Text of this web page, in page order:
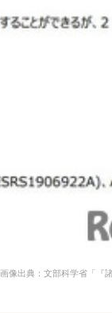
画像出典：文部科学省「『